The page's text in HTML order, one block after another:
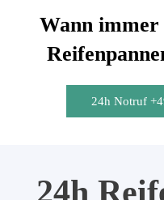
Wann immer
24h Notruf
24h